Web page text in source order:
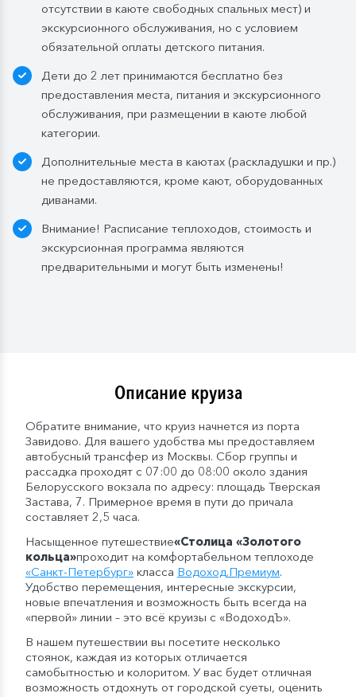
отсутствии в каюте свободных спальных мест) и
экскурсионного обслуживания, но с условием
обязательной оплаты детского питания.
Дети до 2 лет принимаются бесплатно без
предоставления места, питания и экскурсионного
обслуживания, при размещении в каюте любой
категории.
Дополнительные места в каютах (раскладушки и пр.)
не предоставляются, кроме кают, оборудованных
диванами.
Внимание! Расписание теплоходов, стоимость и
экскурсионная программа являются
предварительными и могут быть изменены!
Описание круиза
Обратите внимание, что круиз начнется из порта
Завидово. Для вашего удобства мы предоставляем
автобусный трансфер из Москвы. Сбор группы и
рассадка проходят с 07:00 до 08:00 около здания
Белорусского вокзала по адресу: площадь Тверская
Застава, 7. Примерное время в пути до причала
составляет 2,5 часа.
Насыщенное путешествие«Столица «Золотого
кольца»проходит на комфортабельном теплоходе
«Санкт-Петербург» класса Водоход.Премиум.
Удобство перемещения, интересные экскурсии,
новые впечатления и возможность быть всегда на
«первой» линии – это всё круизы с «ВодоходЪ».
В нашем путешествии вы посетите несколько
стоянок, каждая из которых отличается
самобытностью и колоритом. У вас будет отличная
возможность отдохнуть от городской суеты, оценить